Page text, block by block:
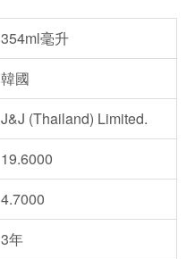
354ml毫升
韓國
J&J (Thailand) Limited.
19.6000
4.7000
3年